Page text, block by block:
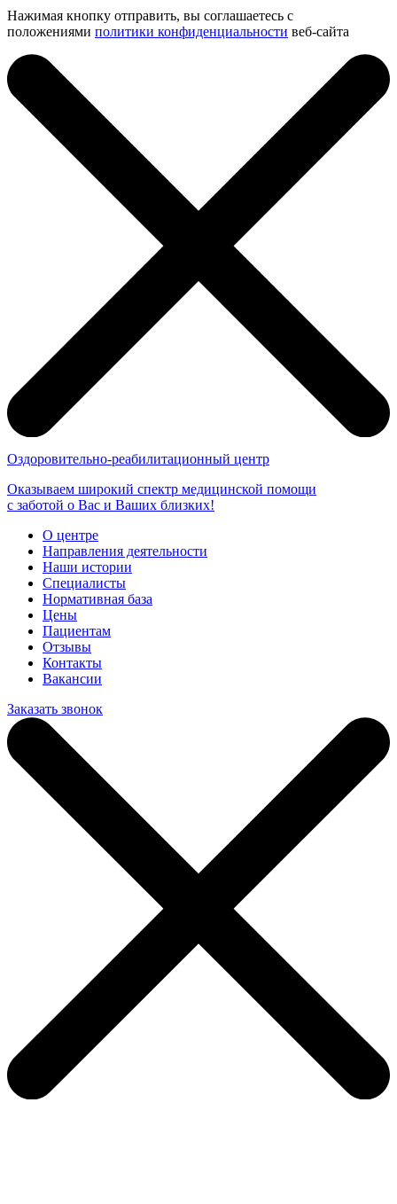
Нажимая кнопку отправить, вы соглашаетесь с
положениями политики конфиденциальности веб-сайта
Оздоровительно-реабилитационный центр
Оказываем широкий спектр медицинской помощи
с заботой о Вас и Ваших близких!
О центре
Направления деятельности
Наши истории
Специалисты
Нормативная база
Цены
Пациентам
Отзывы
Контакты
Вакансии
Заказать звонок